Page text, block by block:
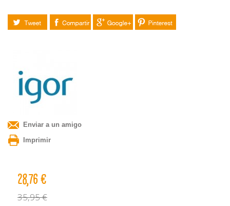
Tuitear Compartir Google+ Pinterest
Enviar a un amigo
Imprimir
28,76 €
35,95 €